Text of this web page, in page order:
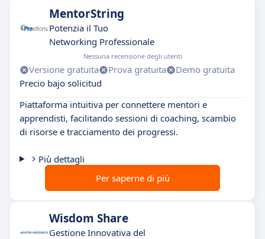
MentorString
Potenzia il Tuo
Networking Professionale
Nessuna recensione degli utenti
Versione gratuita Prova gratuita
Demo gratuita
Precio bajo solicitud
Piattaforma intuitiva per connettere mentori e
apprendisti, facilitando sessioni di coaching, scambio
di risorse e tracciamento dei progressi.
Più dettagli
Per saperne di più
Wisdom Share
Gestione Innovativa del